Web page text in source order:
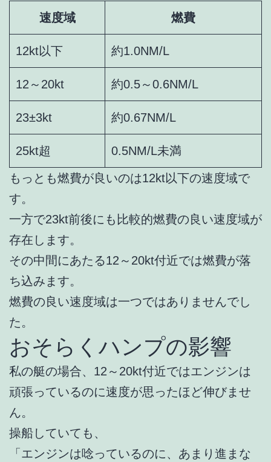
速度域 燃費
12kt以下 約1.0NM/L
12～20kt 約0.5～0.6NM/L
23±3kt 約0.67NM/L
25kt超 0.5NM/L未満
もっとも燃費が良いのは12kt以下の速度域で
す。
一方で23kt前後にも比較的燃費の良い速度域が
存在します。
その中間にあたる12～20kt付近では燃費が落
ち込みます。
燃費の良い速度域は一つではありませんでし
た。
おそらくハンプの影響
私の艇の場合、12～20kt付近ではエンジンは
頑張っているのに速度が思ったほど伸びませ
ん。
操船していても、
「エンジンは唸っているのに、あまり進まな